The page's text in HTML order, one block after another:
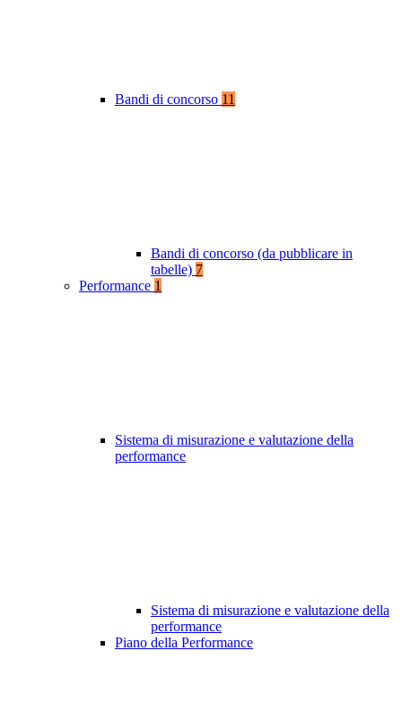
Bandi di concorso 11
Bandi di concorso (da pubblicare in
tabelle) 7
Performance 1
Sistema di misurazione e valutazione della
performance
Sistema di misurazione e valutazione della
performance
Piano della Performance